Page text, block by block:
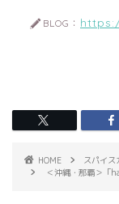
BLOG：
HOME
スパイス
＜沖縄・那覇＞「